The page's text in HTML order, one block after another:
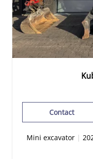
Contact
Mini excavator |